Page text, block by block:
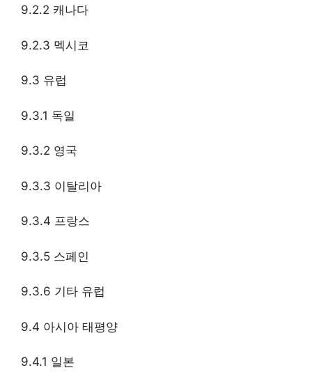
9.2.2 캐나다
9.2.3 멕시코
9.3 유럽
9.3.1 독일
9.3.2 영국
9.3.3 이탈리아
9.3.4 프랑스
9.3.5 스페인
9.3.6 기타 유럽
9.4 아시아 태평양
9.4.1 일본